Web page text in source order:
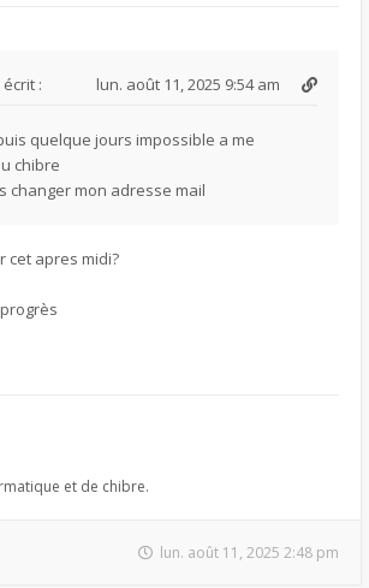
écrit : lun. août 11, 2025 9:54 am
quelque jours impossible a me
chibre
changer mon adresse mail
cet apres midi?
et de chibre.
lun. août 11, 2025 2:48 pm